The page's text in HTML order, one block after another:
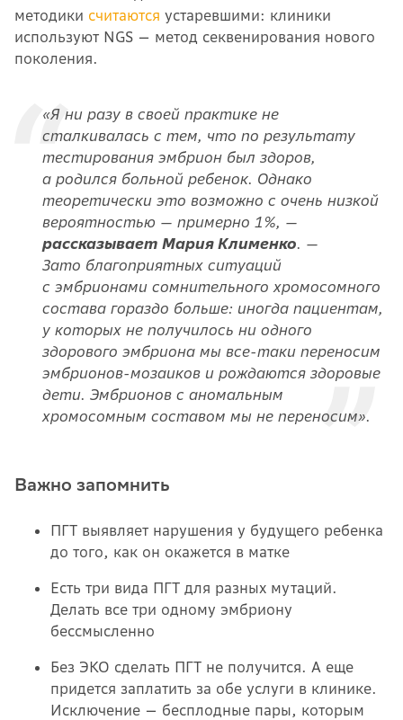
методики считаются устаревшими: клиники
используют NGS — метод секвенирования нового
поколения.
«Я ни разу в своей практике не
сталкивалась с тем, что по результату
тестирования эмбрион был здоров,
а родился больной ребенок. Однако
теоретически это возможно с очень низкой
вероятностью — примерно 1%, —
рассказывает Мария Клименко. —
Зато благоприятных ситуаций
с эмбрионами сомнительного хромосомного
состава гораздо больше: иногда пациентам,
у которых не получилось ни одного
здорового эмбриона мы все-таки переносим
эмбрионов-мозаиков и рождаются здоровые
дети. Эмбрионов с аномальным
хромосомным составом мы не переносим».
Важно запомнить
ПГТ выявляет нарушения у будущего ребенка
до того, как он окажется в матке
Есть три вида ПГТ для разных мутаций.
Делать все три одному эмбриону
бессмысленно
Без ЭКО сделать ПГТ не получится. А еще
придется заплатить за обе услуги в клинике.
Исключение — бесплодные пары, которым